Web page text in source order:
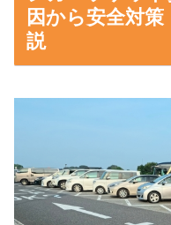
因から安全対
説